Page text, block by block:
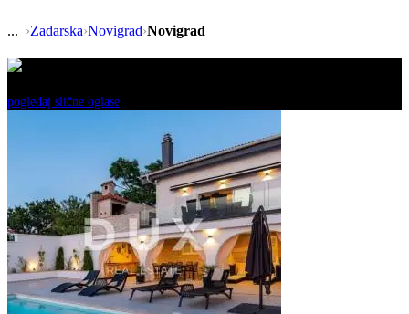
›Zadarska›Novigrad›Novigrad
pogledaj slične oglase